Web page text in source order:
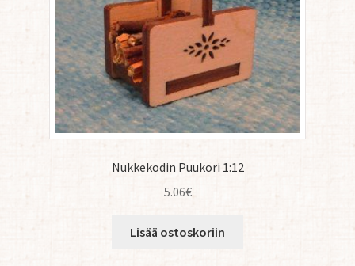
Nukkekodin Puukori 1:12
5.06€
Lisää ostoskoriin